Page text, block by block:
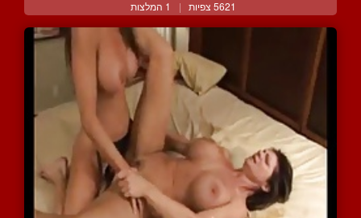
5621 צפיות | 1 המלצות